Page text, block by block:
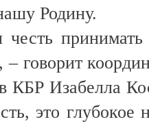
Родину.
говорит
Изабелла
это глубокое